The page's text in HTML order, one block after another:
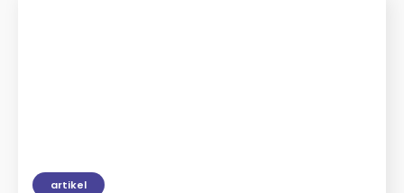
artikel